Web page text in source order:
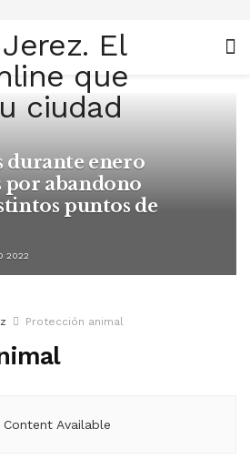
durante enero
por abandono
puntos de
2022
Protección animal
Content Available